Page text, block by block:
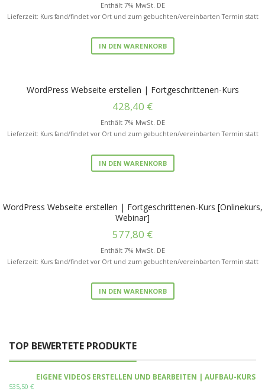
Enthält 7% MwSt. DE
Lieferzeit: Kurs fand/findet vor Ort und zum gebuchten/vereinbarten Termin statt
IN DEN WARENKORB
WordPress Webseite erstellen | Fortgeschrittenen-Kurs
428,40 €
Enthält 7% MwSt. DE
Lieferzeit: Kurs fand/findet vor Ort und zum gebuchten/vereinbarten Termin statt
IN DEN WARENKORB
WordPress Webseite erstellen | Fortgeschrittenen-Kurs [Onlinekurs,
Webinar]
577,80 €
Enthält 7% MwSt. DE
Lieferzeit: Kurs fand/findet vor Ort und zum gebuchten/vereinbarten Termin statt
IN DEN WARENKORB
TOP BEWERTETE PRODUKTE
EIGENE VIDEOS ERSTELLEN UND BEARBEITEN | AUFBAU-KURS
535,50 €